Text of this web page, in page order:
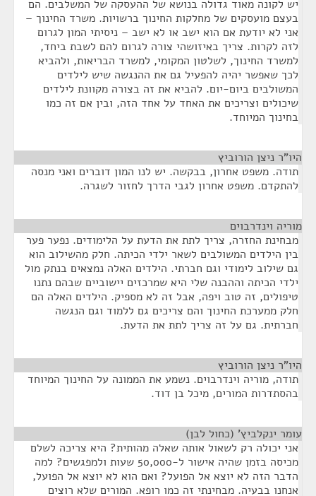
יש לקונה מאוד גדולה בנושא של ההעסקה של המשלבים. הם
בעצם מועסקים של מחלקות החינוך ברשויות. משרד החינוך –
אני לא יודעת אם הוא ישב או לא ישב – ניסיתי המון לגרום
לזה לקרות. צריך באיזושהי צורה לגרום להם לשבת ביחד,
למשרד החינוך, לשלטון המקומי, למשרד הבריאות, ולהביא
לכך שאפשר יהיה להפעיל גם את ההנגשה שיש לילדים
המשולבים ביום-יום. להביא את זה בצורה מקוונת לילדים
שיכולים וצריכים את האחד על אחד הזה, ובין אם זה כמו
בחינוך המיוחד.
היו"ר ניצן הורוביץ
תודה. משפט אחרון, בבקשה. יש לנו המון דוברים ואני מנסה
להתקדם. משפט אחרון לגבי הדרך לחזור לשגרה.
מוריה וינדרבוים
מבחינת החזרה, צריך לתת את הדעת על הלימודים. נפער פער
בין הילדים המשולבים לשאר ילדי הכיתה. חלק מהשילוב הוא
גם שילוב לימודי וגם חברתי. הילדים האלה נמצאים בנתק מול
ילדי הכיתה וההבנה שלי היא שמרכזים יישוביים שבהם נתנו
טיפולים, זה טוב ויפה, אבל זה לא מספיק. הילדים האלה הם
חלק ממערכת החינוך והם צריכים גם ללמוד וגם הנגשה
חברתית. גם על זה צריך לתת את הדעת.
היו"ר ניצן הורוביץ
תודה, מוריה וינדרבוים. נשמע את הממונה על החינוך המיוחד
בהסתדרות המורים, מיכל בן דוד.
עומר ינקלביץ' (כחול לבן)
אני יכולה רק לשאול אותה שאלה מהותית? היא צריכה לשלם
מכיסה בזמן שהיה אישור ל-50,000 שעות ולמפגשים? למה
הדבר הזה לא יוצא אל הפועל? ואם הוא לא יוצא אל הפועל,
אנחנו בבעיה. מבחינתי זה כמו רופא. המורים שלא רוצים